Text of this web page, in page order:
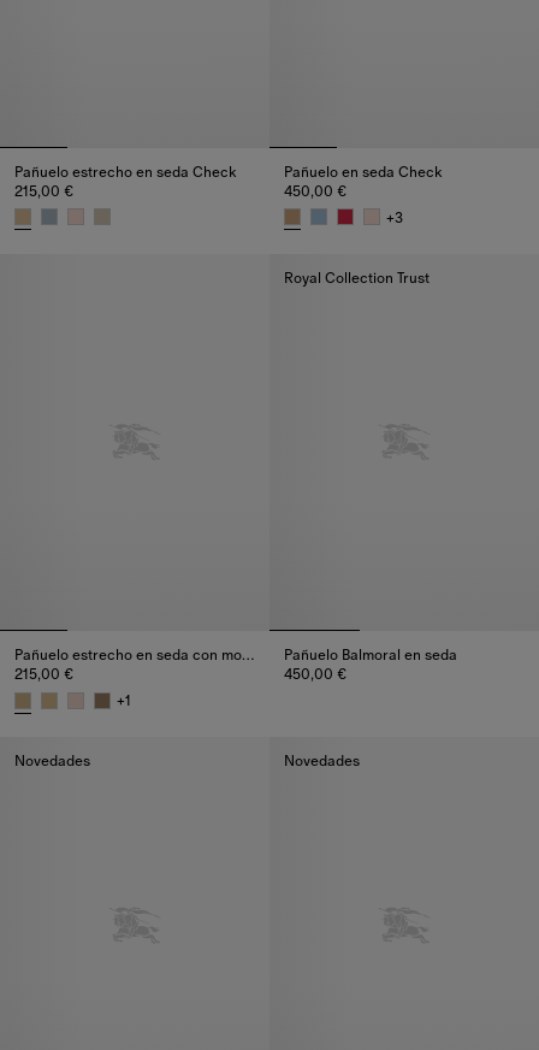
Pañuelo estrecho en seda Check
215,00 €
Pañuelo en seda Check
450,00 €
+3
Pañuelo estrecho en seda con motivos Check contrastantes
215,00 €
+1
Royal Collection Trust
Pañuelo Balmoral en seda
450,00 €
Novedades Novedades